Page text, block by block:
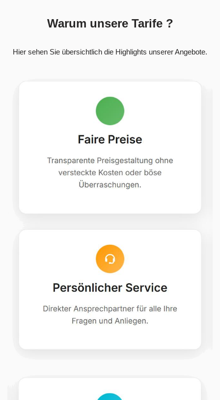
Warum unsere Tarife ?
Hier sehen Sie übersichtlich die Highlights unserer Angebote.